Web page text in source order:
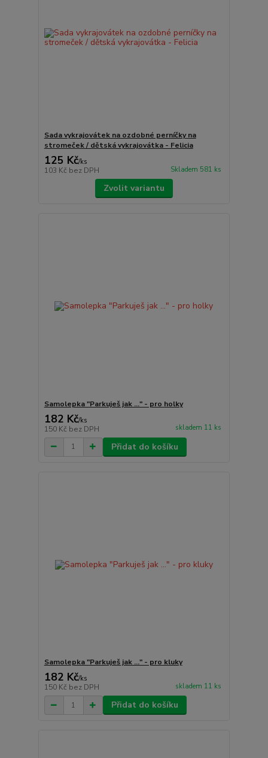
Sada vykrajovátek na ozdobné perníčky na
stromeček / dětská vykrajovátka - Felicia
125 Kč/ks
103 Kč bez DPH Skladem 581 ks
Zvolit variantu
Samolepka "Parkuješ jak ..." - pro holky
182 Kč/ks
150 Kč bez DPH skladem 11 ks
Přidat do košíku
Samolepka "Parkuješ jak ..." - pro kluky
182 Kč/ks
150 Kč bez DPH skladem 11 ks
Přidat do košíku